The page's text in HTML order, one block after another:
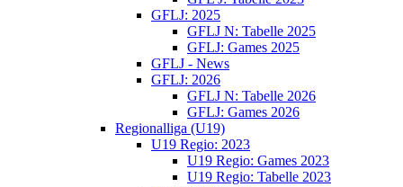
GFLJ: 2025
GFLJ N: Tabelle 2025
GFLJ: Games 2025
GFLJ - News
GFLJ: 2026
GFLJ N: Tabelle 2026
GFLJ: Games 2026
Regionalliga (U19)
U19 Regio: 2023
U19 Regio: Games 2023
U19 Regio: Tabelle 2023